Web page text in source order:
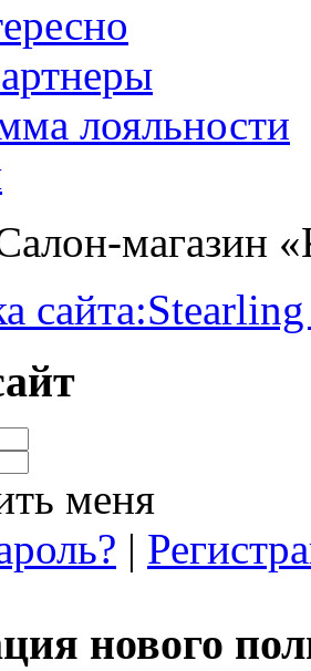
лояльности
магазин
сайта:
меня
|
нового